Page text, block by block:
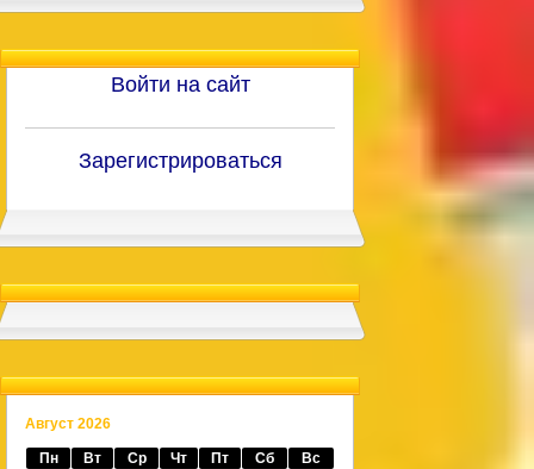
Войти на сайт
Зарегистрироваться
Август 2026
Пн Вт Ср Чт Пт Сб
Вс